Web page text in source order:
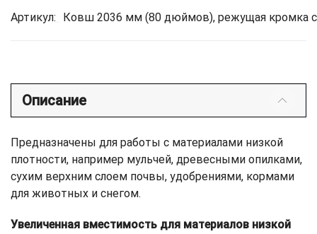
Артикул:
Ковш 2036 мм (80 дюймов), режущая кромка
Описание
Предназначены для работы с материалами низкой
плотности, например мульчей, древесными опилками,
сухим верхним слоем почвы, удобрениями, кормами
для животных и снегом.
Увеличенная вместимость для материалов низкой